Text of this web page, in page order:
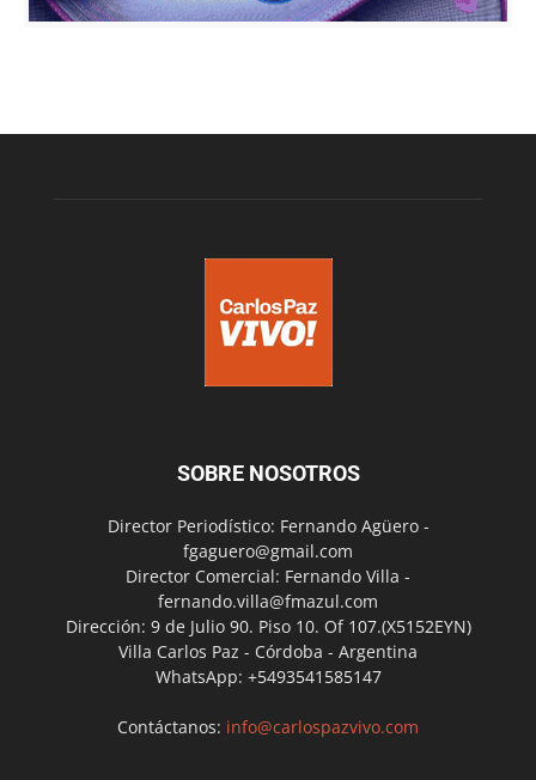
SOBRE NOSOTROS
Director Periodístico: Fernando Agüero -
fgaguero@gmail.com
Director Comercial: Fernando Villa -
fernando.villa@fmazul.com
Dirección: 9 de Julio 90. Piso 10. Of 107.(X5152EYN)
Villa Carlos Paz - Córdoba - Argentina
WhatsApp: +5493541585147
Contáctanos: info@carlospazvivo.com